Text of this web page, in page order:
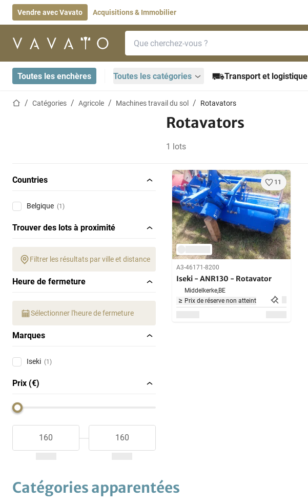
Vendre avec Vavato Acquisitions & Immobilier
Page d'accueil
Toutes les enchères Toutes les catégories Transport et logistique
Page d'accueil
Catégories Agricole Machines travail du sol Rotavators
Rotavators
1 lots
Countries
Belgique (1)
Trouver des lots à proximité
Filtrer les résultats par ville et distance
Heure de fermeture
Sélectionner l'heure de fermeture
Marques
Iseki (1)
Prix (€)
11
A3-46171-8200
Iseki - ANR130 - Rotavator
Middelkerke,BE
Prix de réserve non atteint
Catégories apparentées